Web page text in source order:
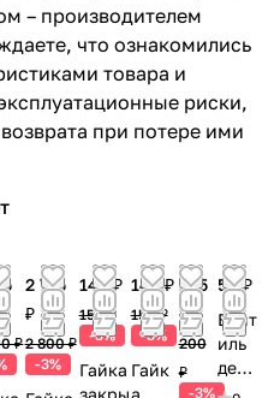
– производителем
что ознакомились
товара и
риски,
при потере ими
₽
2 715
₽
2 800 ₽
-3%
145 ₽
150 ₽
-3%
Гайка
закры
145 ₽
150 ₽
-3%
Гайк
а
195
₽
200
₽
-3%
50 ₽
Вент
иль
деко
рати